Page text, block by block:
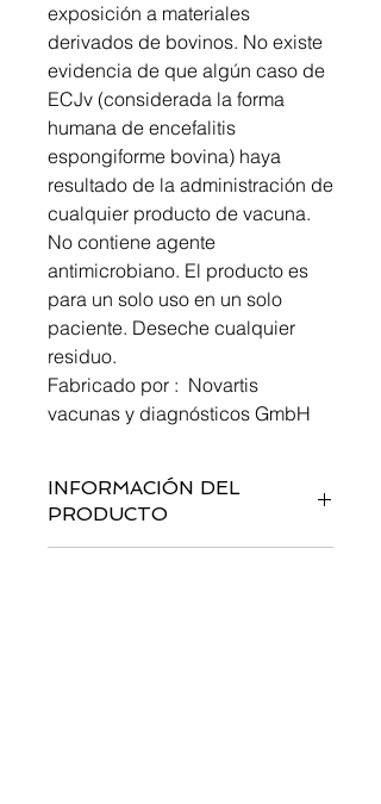
exposición a materiales
derivados de bovinos. No existe
evidencia de que algún caso de
ECJv (considerada la forma
humana de encefalitis
espongiforme bovina) haya
resultado de la administración de
cualquier producto de vacuna.
No contiene agente
antimicrobiano. El producto es
para un solo uso en un solo
paciente. Deseche cualquier
residuo.
Fabricado por : Novartis
vacunas y diagnósticos GmbH
INFORMACIÓN DEL
PRODUCTO